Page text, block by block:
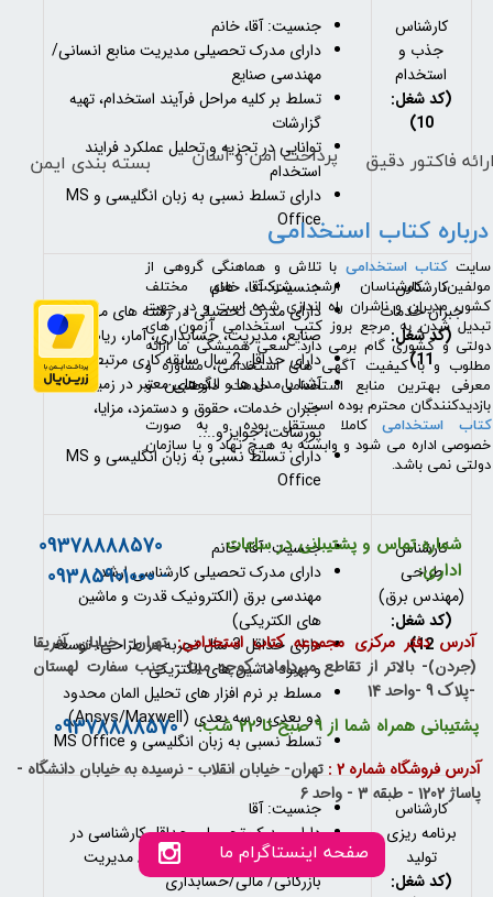
کارشناس
جذب و
استخدام
(کد شغل:
10)
جنسیت: آقا، خانم
دارای مدرک تحصیلی مدیریت منابع انسانی/
مهندسی صنایع
تسلط بر کلیه مراحل فرآیند استخدام، تهیه
گزارشات
توانایی در تجزیه و تحلیل عملکرد فرایند
استخدام
دارای تسلط نسبی به زبان انگلیسی و MS
Office
کارشناس
جبران خدمات
(کد شغل:
11)
جنسیت: آقا، خانم
دارای مدرک تحصیلی در رشته های مهندسی
صنایع، مدیریت، حسابداری، آمار، ریاضی
دارای حداقل 2 سال سابقه کاری مرتبط
آشنا با مدل ها و الگوهای معتبر در زمینه
جبران خدمات، حقوق و دستمزد، مزایا،
پورسانت، جوایز و....
دارای تسلط نسبی به زبان انگلیسی و MS
Office
کارشناس
طراحی
(مهندس برق)
(کد شغل:
12)
جنسیت: آقا، خانم
دارای مدرک تحصیلی کارشناسی ارشد
مهندسی برق (الکترونیک قدرت و ماشین
های الکتریکی)
دارای حداقل 3 سال تجربه در طراحی، توسعه
و بهبود ماشین های الکتریکی
مسلط بر نرم افزار های تحلیل المان محدود
دو بعدی و سه بعدی (Ansys/Maxwell)
تسلط نسبی به زبان انگلیسی و MS Office
کارشناس
برنامه ریزی
تولید
(کد شغل:
جنسیت: آقا
دارای مدرک تحصیلی حداقل کارشناسی در
رشته صنایع/ مدیریت صنعتی/ مدیریت
بازرگانی/ مالی/حسابداری
بسته بندی ایمن فاکتور دقیق پرداخت امن و آسان
درباره کتاب استخدامی
​سایت کتاب استخدامی با تلاش و هماهنگی گروهی از
مولفین، کارشناسان ارشد شرکت های مختلف
کشور، مدیران و ناشران راه اندازی شده است و در جهت
تبدیل شدن به مرجع بروز کتب استخدامی آزمون های
دولتی و کشوری گام برمی دارد. سعی همیشگی ما ارائه
مطلوب و با کیفیت آگهی های استخدامی، مشاوره و
معرفی بهترین منابع استخدامی خدمت داوطلبین و
بازدیدکنندگان محترم بوده است.
کتاب استخدامیکاملا مستقل بوده و به صورت
خصوصی اداره می شود و وابسته به هیچ نهاد و یا سازمان
دولتی نمی باشد.
شماره تماس و پشتیبانی در ساعات
اداری:
09378888570
- 09385901000
آدرس دفتر مرکزی مجموعه کتاب استخدامی:تهران- خیابان آفریقا
(جردن)- بالاتر از تقاطع میرداماد- کوچه مینا - جنب سفارت لهستان
-پلاک 9 -واحد 14
صفحه اینستاگرام ما
پشتیبانی همراه شما از 9 صبح تا 22 شب: 09378888570
آدرس فروشگاه شماره 2 :
تهران- خیابان انقلاب - نرسیده به خیابان دانشگاه -
پاساژ 1202 - طبقه 3 - واحد 6